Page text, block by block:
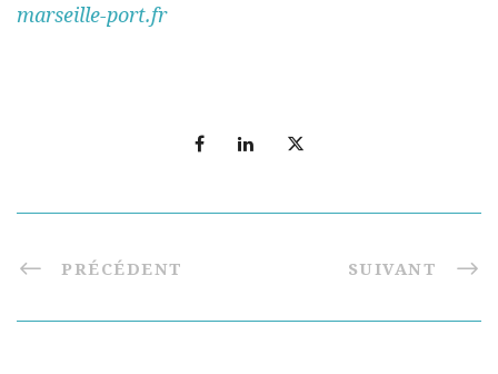
marseille-port.fr
PRÉCÉDENT SUIVANT